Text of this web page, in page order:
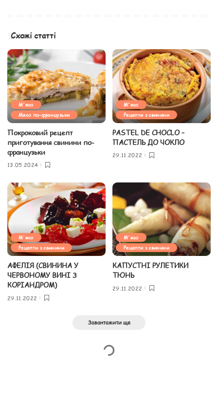
Схожі статті
М'ясо
Мясо по-французьки
Покроковий рецепт
приготування свинини по-
французьки
13.05.2024
М'ясо
Рецепти з свинини
PASTEL DE CHOCLO –
ПАСТЕЛЬ ДО ЧОКЛО
29.11.2022
М'ясо
Рецепти з свинини
АФЕЛІЯ (СВИНИНА У
ЧЕРВОНОМУ ВИНІ З
КОРІАНДРОМ)
29.11.2022
М'ясо
Рецепти з свинини
КАПУСТНІ РУЛЕТИКИ
ТЮНЬ
29.11.2022
Завантажити ще